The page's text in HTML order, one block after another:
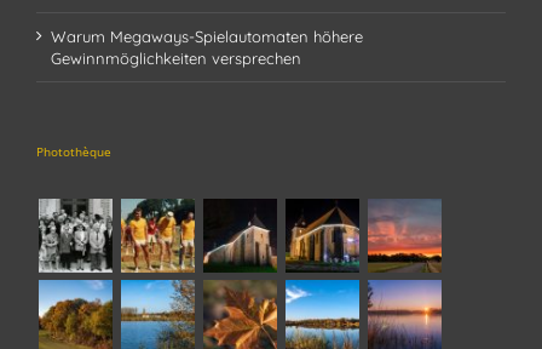
Warum Megaways-Spielautomaten höhere
Gewinnmöglichkeiten versprechen
Photothèque